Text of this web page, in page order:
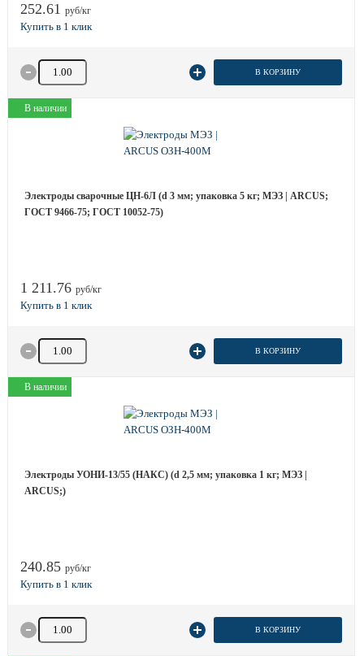
252.61 руб/кг
Количество товара В КОРЗИНУ
В наличии
Электроды сварочные ЦН-6Л (d 3 мм; упаковка 5 кг; МЭЗ | ARCUS;
ГОСТ 9466-75; ГОСТ 10052-75)
1 211.76 руб/кг
Количество товара В КОРЗИНУ
В наличии
Электроды УОНИ-13/55 (НАКС) (d 2,5 мм; упаковка 1 кг; МЭЗ |
ARCUS;)
240.85 руб/кг
Количество товара В КОРЗИНУ